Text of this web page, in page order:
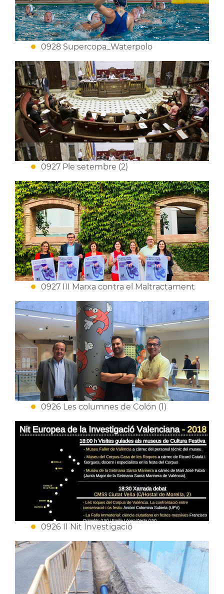
0928 Supercopa_Waterpolo
0927 Ple setembre (2)
0927 III Marxa contra el Maltractament
0926 Les columnes de Colón (1)
0926 II Nit Investigació